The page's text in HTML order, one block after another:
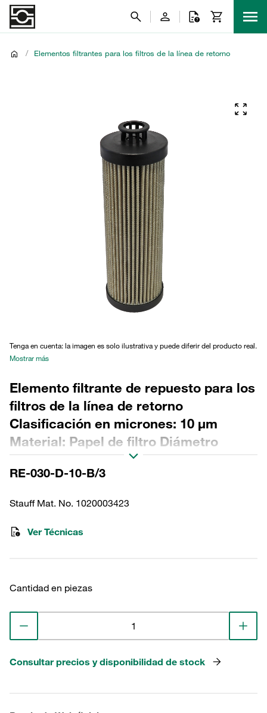
/ Elementos filtrantes para los filtros de la línea de retorno
Tenga en cuenta: la imagen es solo ilustrativa y puede diferir del producto real.
Mostrar más
Elemento filtrante de repuesto para los
filtros de la línea de retorno
Clasificación en micrones: 10 µm
Material: Papel de filtro Diámetro
exterior (mm): 44,5 Diámetro interior
(mm): 22,3 Longitud (mm): 170 Sellado:
RE-030-D-10-B/3
Stauff Mat. No. 1020003423
Ver Técnicas
Cantidad en piezas
Consultar precios y disponibilidad de stock